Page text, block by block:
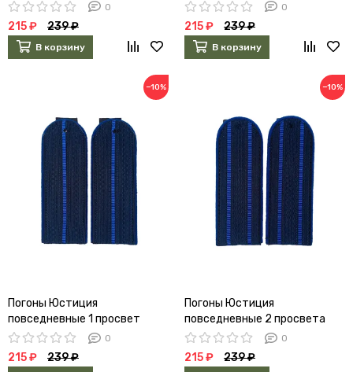
0
215 ₽ 239 ₽
В корзину
0
215 ₽ 239 ₽
В корзину
−10%
Погоны Юстиция
повседневные 1 просвет
0
215 ₽ 239 ₽
−10%
Погоны Юстиция
повседневные 2 просвета
0
215 ₽ 239 ₽